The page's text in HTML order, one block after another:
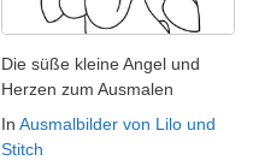
Die süße kleine Angel und
Herzen zum Ausmalen
In Ausmalbilder von Lilo und
Stitch